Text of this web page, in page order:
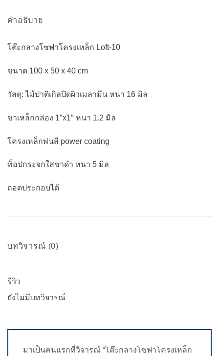
คำอธิบาย
โต๊ะกลางโซฟาโครงเหล็ก Loft-10
ขนาด 100 x 50 x 40 cm
วัสดุ: ไม้ปาติเกิลปิดผิวเมลามีน หนา 16 มิล
ขาเหล็กกล่อง 1″x1″ หนา 1.2 มิล
โครงเหล็กพ่นสี power coating
ท็อปกระจกใสชาดำ หนา 5 มิล
ถอดประกอบได้
บทวิจารณ์ (0)
รีวิว
ยังไม่มีบทวิจารณ์
มาเป็นคนแรกที่วิจารณ์ “โต๊ะกลางโซฟาโครงเหล็ก